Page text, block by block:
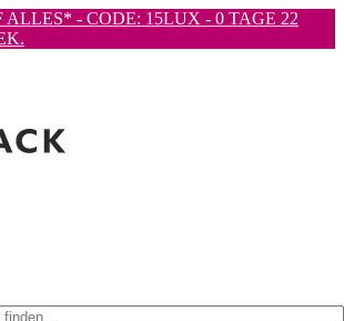
ALLES* - CODE: 15LUX - 0 TAGE 22